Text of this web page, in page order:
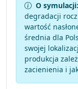
O symulacji:
degradacji
wartość
średnia dla
swojej
produkcja
zacienienia i